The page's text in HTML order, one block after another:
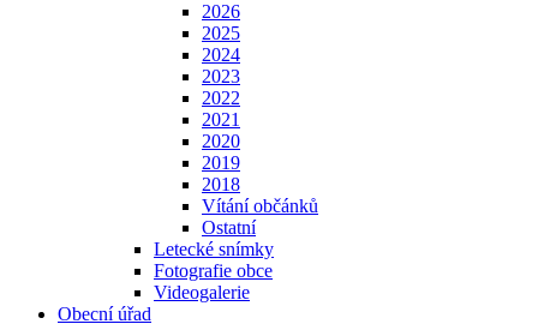
2026
2025
2024
2023
2022
2021
2020
2019
2018
Vítání občánků
Ostatní
Letecké snímky
Fotografie obce
Videogalerie
Obecní úřad